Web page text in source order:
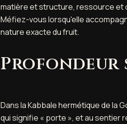
matière et structure, ressource et
Méfiez-vous lorsqu'elle
nature exacte du fruit.
Profondeur
Dans la Kabbale hermétique de la
qui signifie « porte », et au sentier